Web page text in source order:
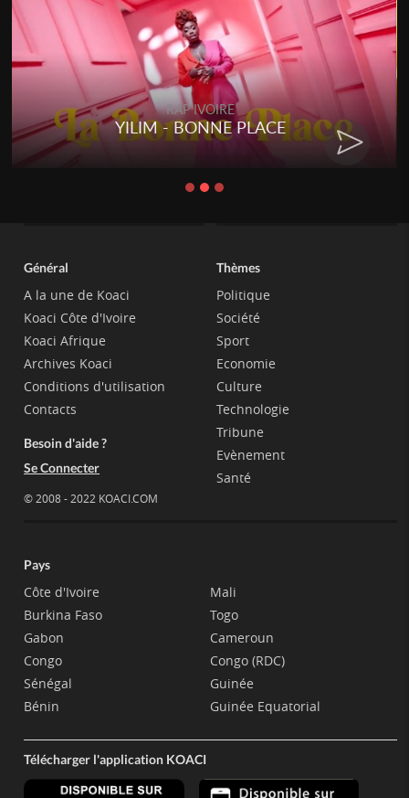
RAP IVOIRE
YILIM - BONNE PLACE
Général
A la une de Koaci
Koaci Côte d'Ivoire
Koaci Afrique
Archives Koaci
Conditions d'utilisation
Contacts
Besoin d'aide ?
Se Connecter
© 2008 - 2022 KOACI.COM
Thèmes
Politique
Société
Sport
Economie
Culture
Technologie
Tribune
Evènement
Santé
Pays
Côte d'Ivoire
Burkina Faso
Gabon
Congo
Sénégal
Bénin
Mali
Togo
Cameroun
Congo (RDC)
Guinée
Guinée Equatorial
Télécharger l'application KOACI